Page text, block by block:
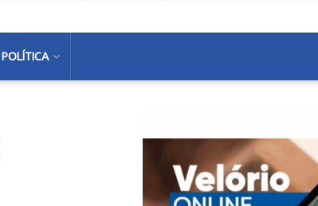
POLÍTICA